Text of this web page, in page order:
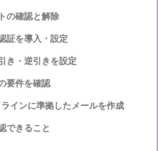
の確認と解除
証を導入・設定
き・逆引きを設定
要件を確認
インに準拠したメールを作成
できること